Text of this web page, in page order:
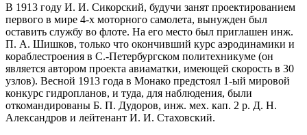
В 1913 году И. И. Сикорский, будучи занят проектированием
первого в мире 4-х моторного самолета, вынужден был
оставить службу во флоте. На его место был приглашен инж.
П. А. Шишков, только что окончивший курс аэродинамики и
кораблестроения в С.-Петербургском политехникуме (он
является автором проекта авиаматки, имеющей скорость в 30
узлов). Весной 1913 года в Монако предстоял 1-ый мировой
конкурс гидропланов, и туда, для наблюдения, были
откомандированы Б. П. Дудоров, инж. мех. кап. 2 р. Д. Н.
Александров и лейтенант И. И. Стаховский.